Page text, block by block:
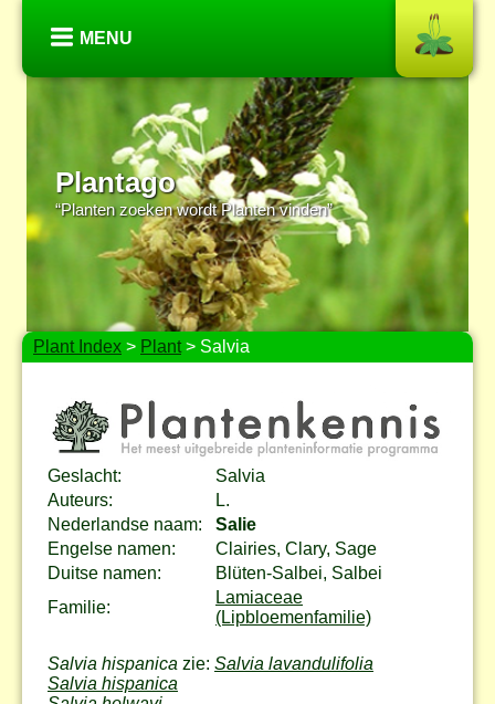
MENU
Plantago
“Planten zoeken wordt Planten vinden”
Plant Index > Plant> Salvia
Geslacht:
Salvia
Auteurs:
L.
Nederlandse naam:
Salie
Engelse namen:
Clairies, Clary, Sage
Duitse namen:
Blüten-Salbei, Salbei
Familie:
Lamiaceae
(Lipbloemenfamilie)
Salvia hispanica zie: Salvia lavandulifolia
Salvia hispanica